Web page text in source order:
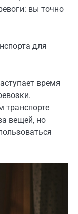
вы точно
для
время
транспорте
вещей, но